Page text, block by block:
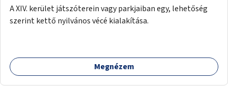
A XIV. kerület játszóterein vagy parkjaiban egy, lehetőség
szerint kettő nyilvános vécé kialakítása.
Megnézem